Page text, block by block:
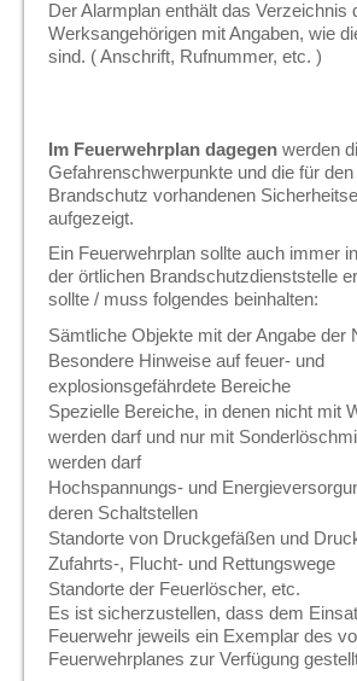
Der Alarmplan enthält das Verzeichnis
Werksangehörigen mit Angaben, wie
sind. ( Anschrift, Rufnummer, etc. )
Im Feuerwehrplan dagegen werden
Gefahrenschwerpunkte und die für
Brandschutz vorhandenen
aufgezeigt.
Ein Feuerwehrplan sollte auch immer
der örtlichen Brandschutzdienststelle
sollte / muss folgendes beinhalten:
Sämtliche Objekte mit der Angabe der
Besondere Hinweise auf feuer- und
explosionsgefährdete Bereiche
Spezielle Bereiche, in denen nicht mit
werden darf und nur mit
werden darf
Hochspannungs- und
deren Schaltstellen
Standorte von Druckgefäßen und
Zufahrts-, Flucht- und Rettungswege
Standorte der Feuerlöscher, etc.
Es ist sicherzustellen, dass dem
Feuerwehr jeweils ein Exemplar des
Feuerwehrplanes zur Verfügung